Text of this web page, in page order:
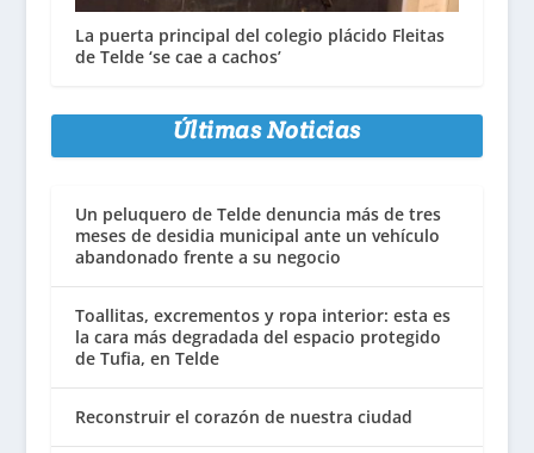
La puerta principal del colegio plácido Fleitas
de Telde ‘se cae a cachos’
Últimas Noticias
Un peluquero de Telde denuncia más de tres
meses de desidia municipal ante un vehículo
abandonado frente a su negocio
Toallitas, excrementos y ropa interior: esta es
la cara más degradada del espacio protegido
de Tufia, en Telde
Reconstruir el corazón de nuestra ciudad